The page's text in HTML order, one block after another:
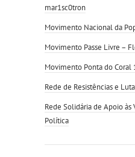
mar1sc0tron
Movimento Nacional da
Movimento Passe Livre –
Movimento Ponta do Coral
Rede de Resistências e
Rede Solidária de Apoio
Política